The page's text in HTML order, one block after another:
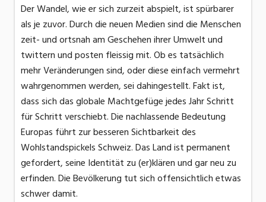
Der Wandel, wie er sich zurzeit abspielt, ist spürbarer
als je zuvor. Durch die neuen Medien sind die Menschen
zeit- und ortsnah am Geschehen ihrer Umwelt und
twittern und posten fleissig mit. Ob es tatsächlich
mehr Veränderungen sind, oder diese einfach vermehrt
wahrgenommen werden, sei dahingestellt. Fakt ist,
dass sich das globale Machtgefüge jedes Jahr Schritt
für Schritt verschiebt. Die nachlassende Bedeutung
Europas führt zur besseren Sichtbarkeit des
Wohlstandspickels Schweiz. Das Land ist permanent
gefordert, seine Identität zu (er)klären und gar neu zu
erfinden. Die Bevölkerung tut sich offensichtlich etwas
schwer damit.